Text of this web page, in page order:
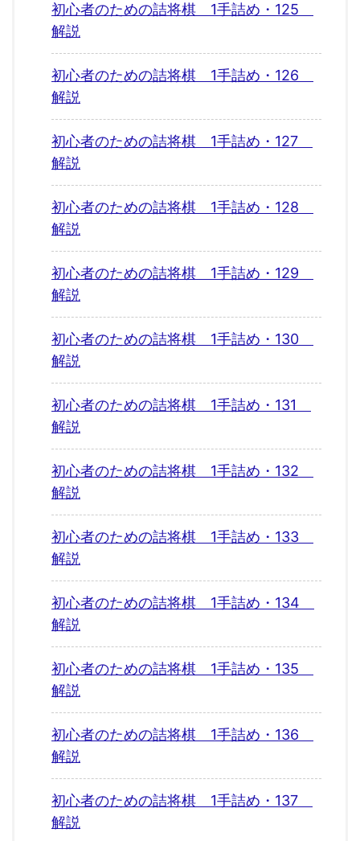
初心者のための詰将棋 1手詰め・125
解説
初心者のための詰将棋 1手詰め・126
解説
初心者のための詰将棋 1手詰め・127
解説
初心者のための詰将棋 1手詰め・128
解説
初心者のための詰将棋 1手詰め・129
解説
初心者のための詰将棋 1手詰め・130
解説
初心者のための詰将棋 1手詰め・131
解説
初心者のための詰将棋 1手詰め・132
解説
初心者のための詰将棋 1手詰め・133
解説
初心者のための詰将棋 1手詰め・134
解説
初心者のための詰将棋 1手詰め・135
解説
初心者のための詰将棋 1手詰め・136
解説
初心者のための詰将棋 1手詰め・137
解説